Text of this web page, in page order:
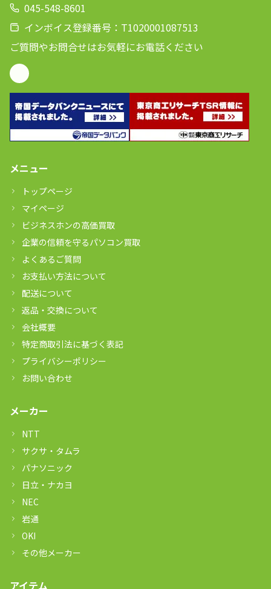
045-548-8601
インボイス登録番号：T1020001087513
ご質問やお問合せはお気軽にお電話ください
メニュー
トップページ
マイページ
ビジネスホンの高価買取
企業の信頼を守るパソコン買取
よくあるご質問
お支払い方法について
配送について
返品・交換について
会社概要
特定商取引法に基づく表記
プライバシーポリシー
お問い合わせ
メーカー
NTT
サクサ・タムラ
パナソニック
日立・ナカヨ
NEC
岩通
OKI
その他メーカー
アイテム